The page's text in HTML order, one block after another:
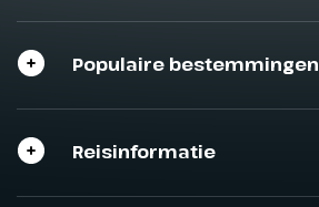
Populaire bestemmingen
Reisinformatie